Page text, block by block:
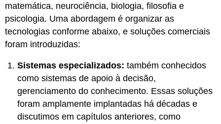
matemática, neurociência, biologia, filosofia e
psicologia. Uma abordagem é organizar as
tecnologias conforme abaixo, e soluções comerciais
foram introduzidas:
Sistemas especializados: também conhecidos
como sistemas de apoio à decisão,
gerenciamento do conhecimento. Essas soluções
foram amplamente implantadas há décadas e
discutimos em capítulos anteriores, como